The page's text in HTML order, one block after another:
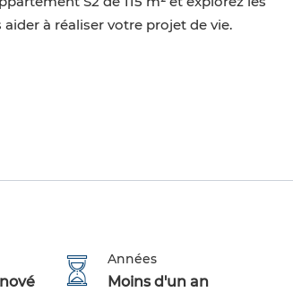
à réaliser votre projet de vie.
Années
Moins d'un an